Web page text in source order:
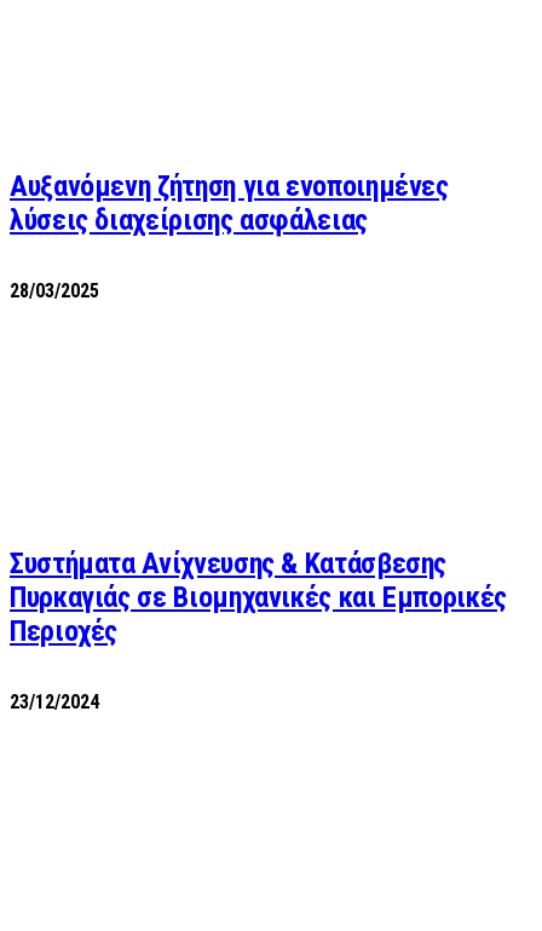
Αυξανόμενη ζήτηση για ενοποιημένες
λύσεις διαχείρισης ασφάλειας
28/03/2025
Συστήματα Ανίχνευσης & Κατάσβεσης
Πυρκαγιάς σε Βιομηχανικές και Εμπορικές
Περιοχές
23/12/2024